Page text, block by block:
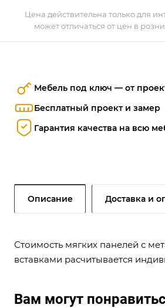
Мебель под ключ — от
Бесплатный проект и замер
Гарантия качества на всю
Цена действительна только для
может отличаться от цен в
Описание Доставка и
Стоимость мягких панелей с
вставками расчитывается
Вам могут